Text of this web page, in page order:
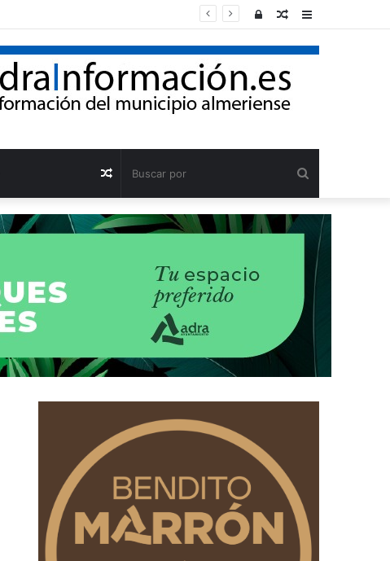
Barra
Publicación
azar
Acceso
por
Publicación
al